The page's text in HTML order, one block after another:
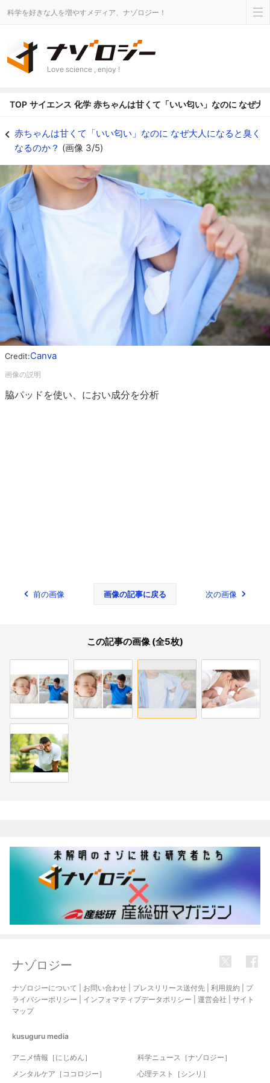
科学を好きな人を増やすメディア、ナゾロジー！
Love science , enjoy !
TOP サイエンス 化学 赤ちゃんは甘くて「いい匂い」なのに なぜ大
赤ちゃんは甘くて「いい匂い」なのに なぜ大人になると臭く
なるのか？ (画像 3/5)
Credit:Canva
脇パッドを使い、におい成分を分析
前の画像 画像の記事に戻る 次の画像
この記事の画像 (全5枚)
ナゾロジー
ナゾロジーについて お問い合わせ プレスリリース送付先 利用規約
プ
ライバシーポリシー
インフォマティブデータポリシー 運営会社
サイト
マップ
kusuguru media
アニメ情報［にじめん］
科学ニュース［ナゾロジー］
メンタルケア［ココロジー］
心理テスト［シンリ］